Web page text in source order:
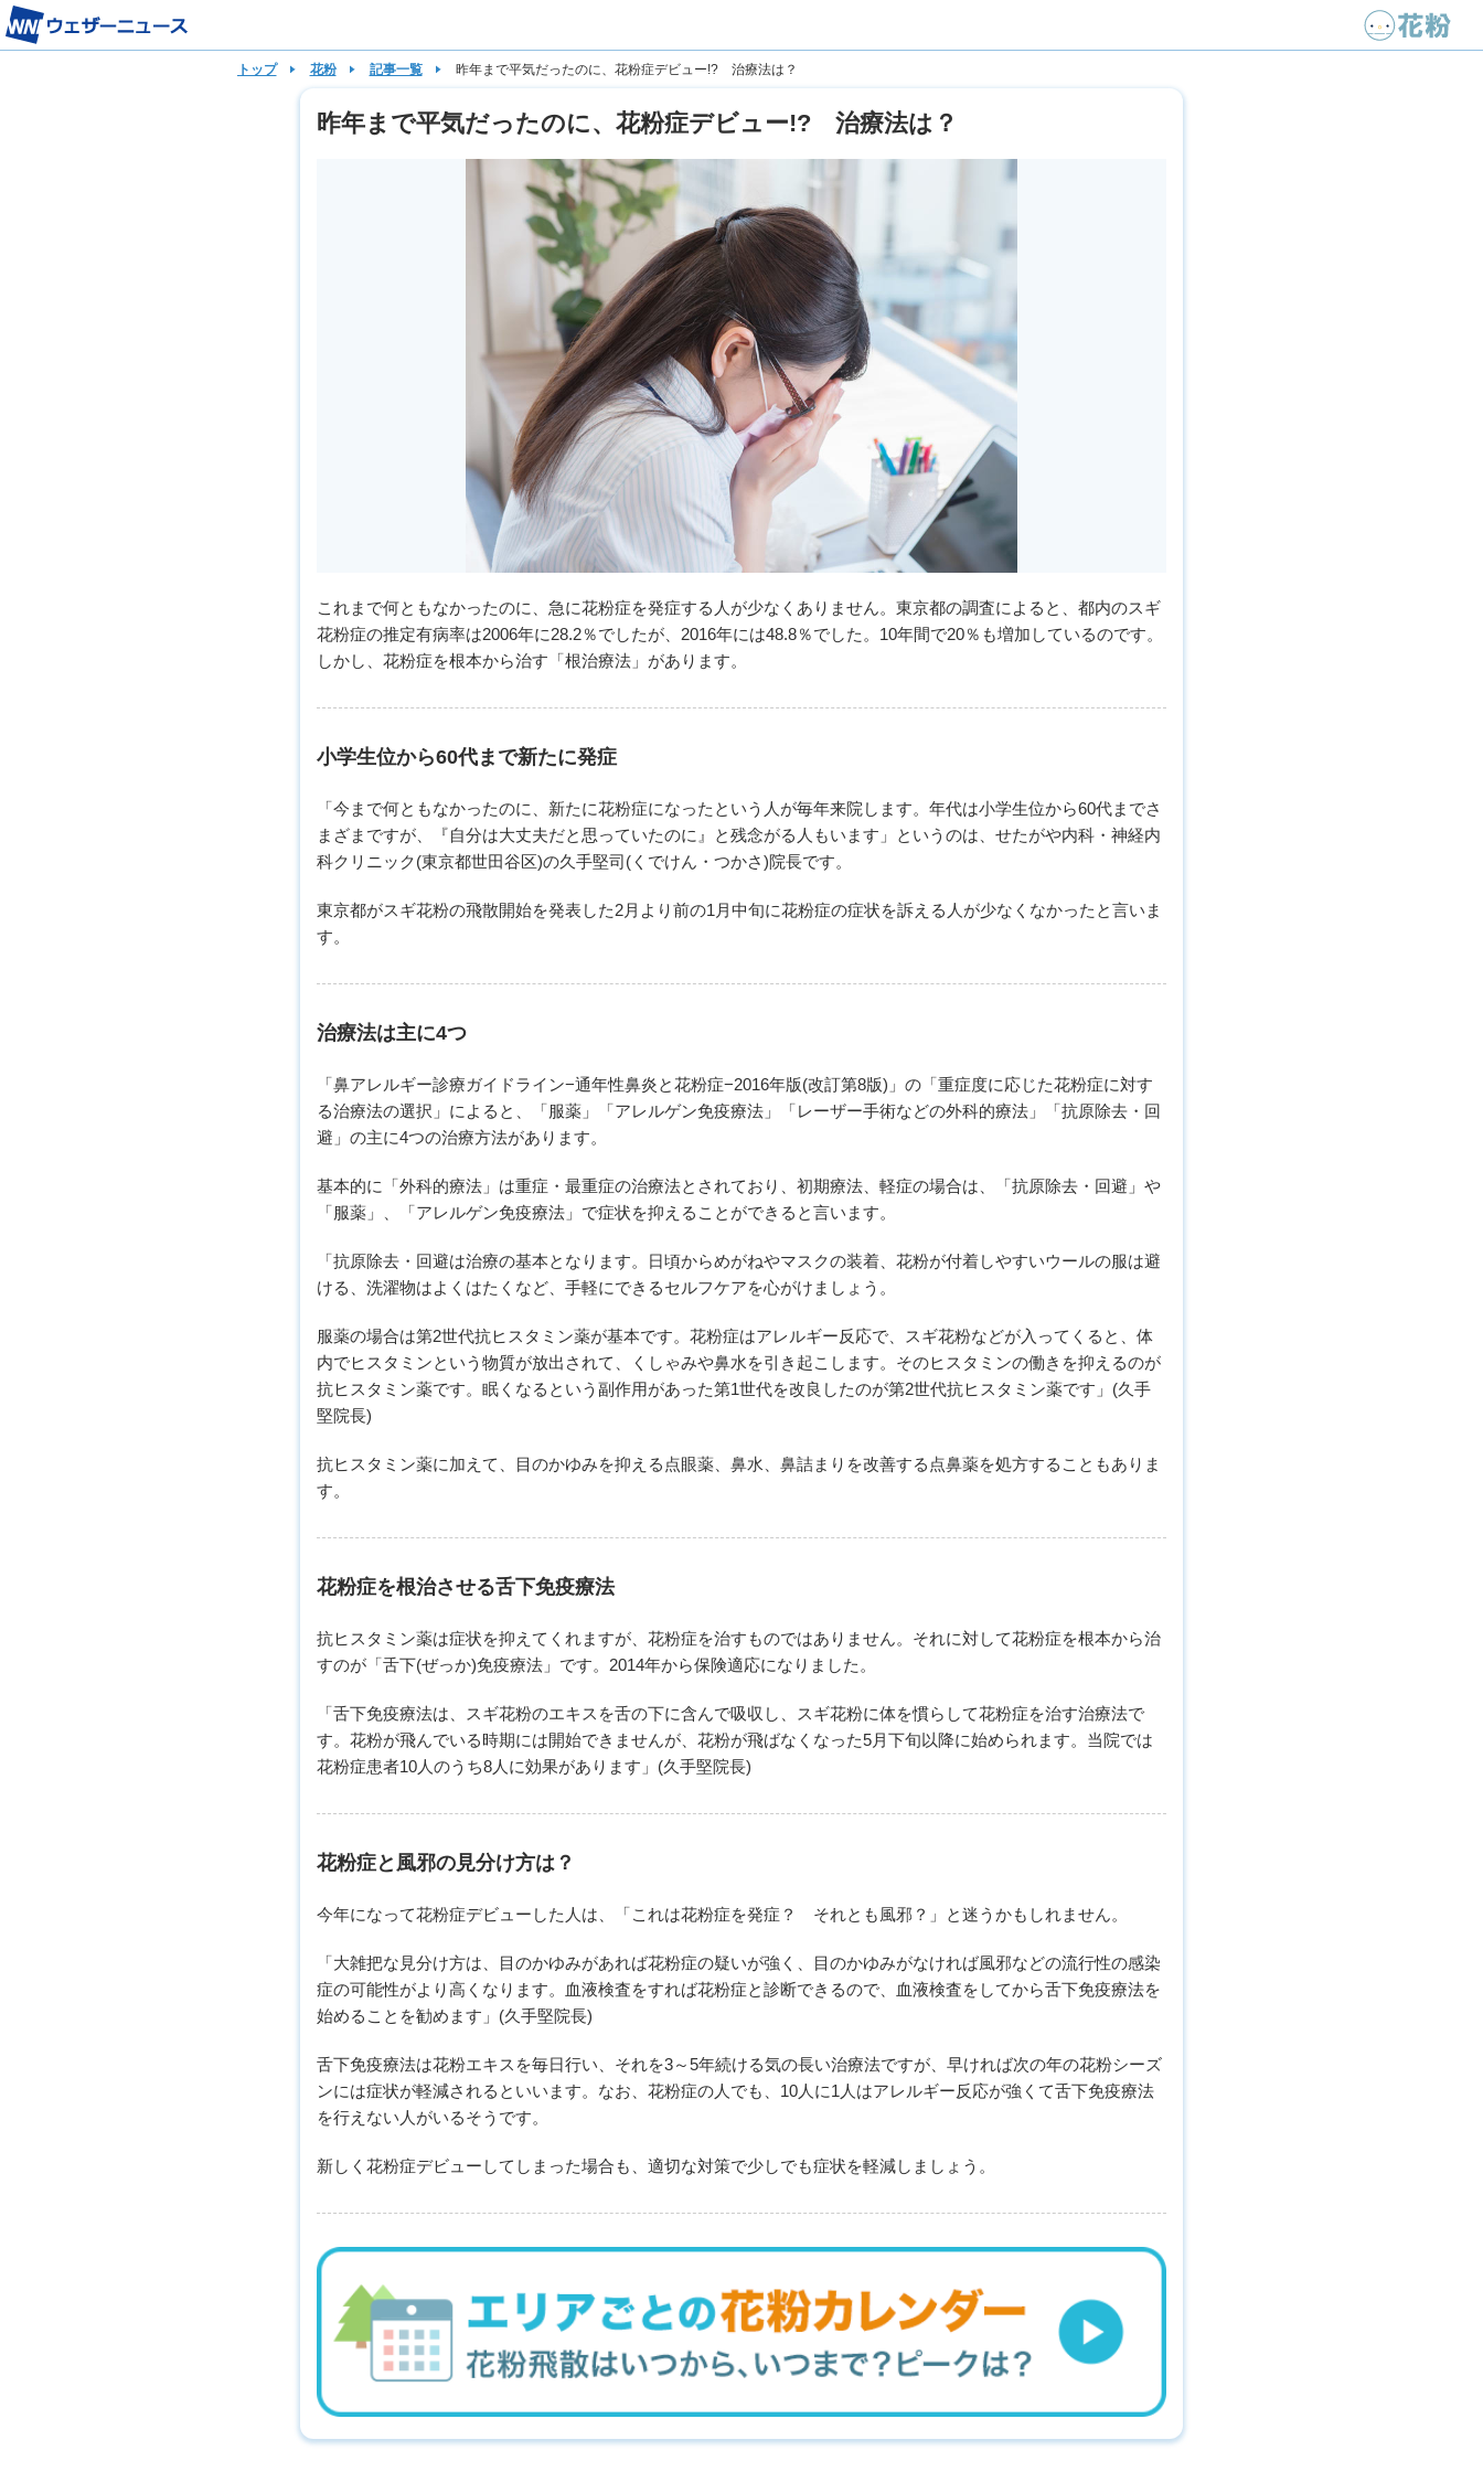
トップ 花粉 記事一覧 昨年まで平気だったのに、花粉症デビュー!? 治療法は？
昨年まで平気だったのに、花粉症デビュー!? 治療法は？
これまで何ともなかったのに、急に花粉症を発症する人が少なくありません。東京都の調査によると、都内のスギ
花粉症の推定有病率は2006年に28.2％でしたが、2016年には48.8％でした。10年間で20％も増加しているのです。
しかし、花粉症を根本から治す「根治療法」があります。
小学生位から60代まで新たに発症
「今まで何ともなかったのに、新たに花粉症になったという人が毎年来院します。年代は小学生位から60代までさ
まざまですが、『自分は大丈夫だと思っていたのに』と残念がる人もいます」というのは、せたがや内科・神経内
科クリニック(東京都世田谷区)の久手堅司(くでけん・つかさ)院長です。
東京都がスギ花粉の飛散開始を発表した2月より前の1月中旬に花粉症の症状を訴える人が少なくなかったと言いま
す。
治療法は主に4つ
「鼻アレルギー診療ガイドライン−通年性鼻炎と花粉症−2016年版(改訂第8版)」の「重症度に応じた花粉症に対す
る治療法の選択」によると、「服薬」「アレルゲン免疫療法」「レーザー手術などの外科的療法」「抗原除去・回
避」の主に4つの治療方法があります。
基本的に「外科的療法」は重症・最重症の治療法とされており、初期療法、軽症の場合は、「抗原除去・回避」や
「服薬」、「アレルゲン免疫療法」で症状を抑えることができると言います。
「抗原除去・回避は治療の基本となります。日頃からめがねやマスクの装着、花粉が付着しやすいウールの服は避
ける、洗濯物はよくはたくなど、手軽にできるセルフケアを心がけましょう。
服薬の場合は第2世代抗ヒスタミン薬が基本です。花粉症はアレルギー反応で、スギ花粉などが入ってくると、体
内でヒスタミンという物質が放出されて、くしゃみや鼻水を引き起こします。そのヒスタミンの働きを抑えるのが
抗ヒスタミン薬です。眠くなるという副作用があった第1世代を改良したのが第2世代抗ヒスタミン薬です」(久手
堅院長)
抗ヒスタミン薬に加えて、目のかゆみを抑える点眼薬、鼻水、鼻詰まりを改善する点鼻薬を処方することもありま
す。
花粉症を根治させる舌下免疫療法
抗ヒスタミン薬は症状を抑えてくれますが、花粉症を治すものではありません。それに対して花粉症を根本から治
すのが「舌下(ぜっか)免疫療法」です。2014年から保険適応になりました。
「舌下免疫療法は、スギ花粉のエキスを舌の下に含んで吸収し、スギ花粉に体を慣らして花粉症を治す治療法で
す。花粉が飛んでいる時期には開始できませんが、花粉が飛ばなくなった5月下旬以降に始められます。当院では
花粉症患者10人のうち8人に効果があります」(久手堅院長)
花粉症と風邪の見分け方は？
今年になって花粉症デビューした人は、「これは花粉症を発症？ それとも風邪？」と迷うかもしれません。
「大雑把な見分け方は、目のかゆみがあれば花粉症の疑いが強く、目のかゆみがなければ風邪などの流行性の感染
症の可能性がより高くなります。血液検査をすれば花粉症と診断できるので、血液検査をしてから舌下免疫療法を
始めることを勧めます」(久手堅院長)
舌下免疫療法は花粉エキスを毎日行い、それを3～5年続ける気の長い治療法ですが、早ければ次の年の花粉シーズ
ンには症状が軽減されるといいます。なお、花粉症の人でも、10人に1人はアレルギー反応が強くて舌下免疫療法
を行えない人がいるそうです。
新しく花粉症デビューしてしまった場合も、適切な対策で少しでも症状を軽減しましょう。